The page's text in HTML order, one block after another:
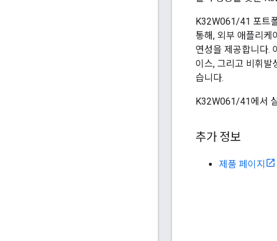
K32W061/41 포트
통해, 외부 애플리케
연성을 제공합니다.
이스, 그리고 비휘발
습니다.
K32W061/41에서
추가 정보
제품 페이지